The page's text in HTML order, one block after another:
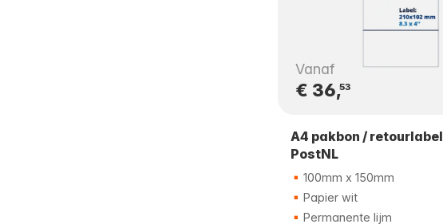
Vanaf
€ 36,53
A4 pakbon / retourlabel
PostNL
100mm x 150mm
Papier wit
Permanente lijm